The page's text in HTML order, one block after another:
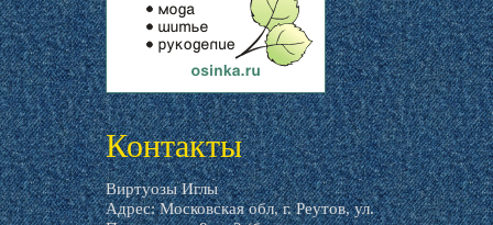
livemaster.ru
Контакты
Виртуозы Иглы
Адрес: Московская обл, г. Реутов, ул.